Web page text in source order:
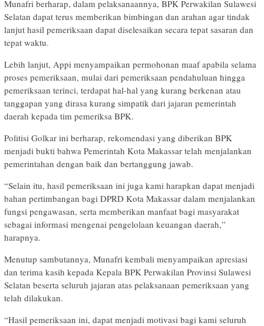
Munafri berharap, dalam pelaksanaannya, BPK Perwakilan Sulawesi
Selatan dapat terus memberikan bimbingan dan arahan agar tindak
lanjut hasil pemeriksaan dapat diselesaikan secara tepat sasaran dan
tepat waktu.
Lebih lanjut, Appi menyampaikan permohonan maaf apabila selama
proses pemeriksaan, mulai dari pemeriksaan pendahuluan hingga
pemeriksaan terinci, terdapat hal-hal yang kurang berkenan atau
tanggapan yang dirasa kurang simpatik dari jajaran pemerintah
daerah kepada tim pemeriksa BPK.
Politisi Golkar ini berharap, rekomendasi yang diberikan BPK
menjadi bukti bahwa Pemerintah Kota Makassar telah menjalankan
pemerintahan dengan baik dan bertanggung jawab.
“Selain itu, hasil pemeriksaan ini juga kami harapkan dapat menjadi
bahan pertimbangan bagi DPRD Kota Makassar dalam menjalankan
fungsi pengawasan, serta memberikan manfaat bagi masyarakat
sebagai informasi mengenai pengelolaan keuangan daerah,”
harapnya.
Menutup sambutannya, Munafri kembali menyampaikan apresiasi
dan terima kasih kepada Kepala BPK Perwakilan Provinsi Sulawesi
Selatan beserta seluruh jajaran atas pelaksanaan pemeriksaan yang
telah dilakukan.
“Hasil pemeriksaan ini, dapat menjadi motivasi bagi kami seluruh